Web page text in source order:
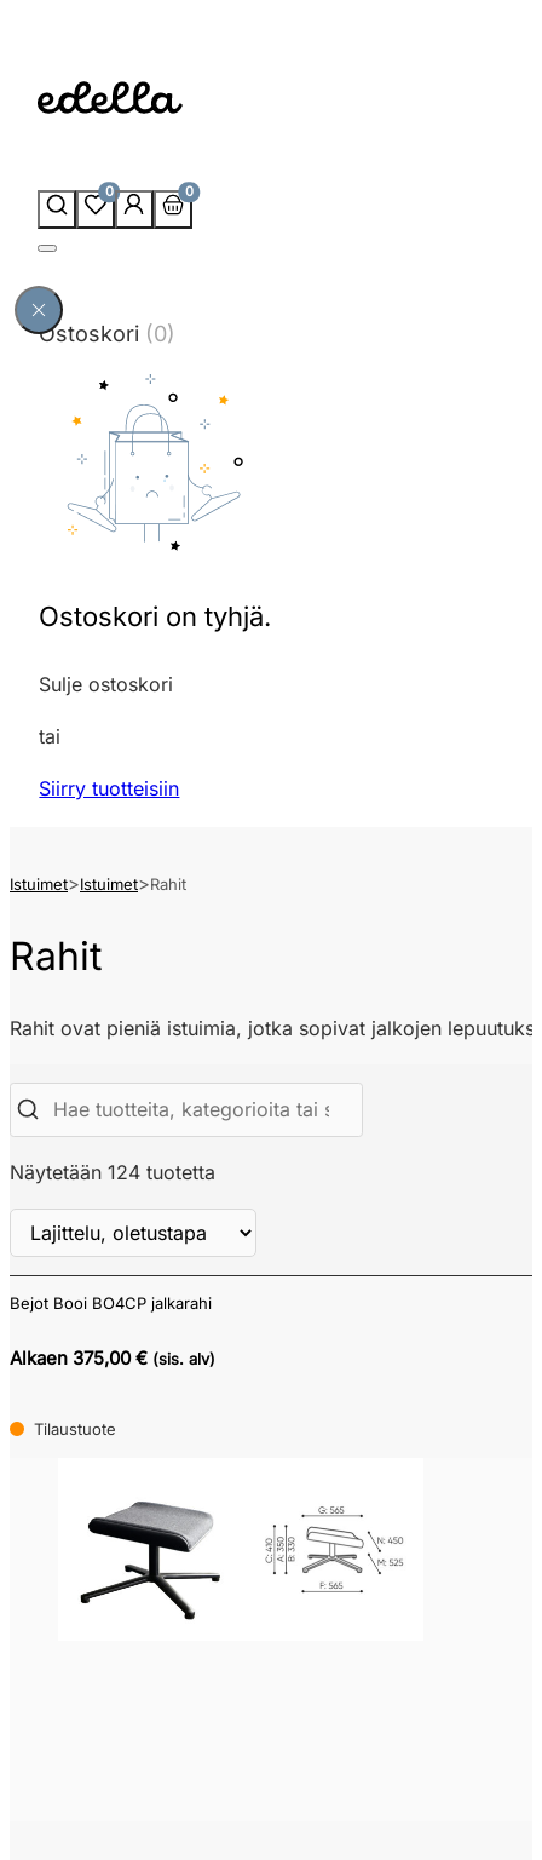
0 0
Ostoskori (0)
Ostoskori on tyhjä.
Sulje ostoskori
tai
Siirry tuotteisiin
Istuimet Istuimet Rahit
Rahit
Rahit ovat pieniä istuimia, jotka sopivat jalkojen
Näytetään 124 tuotetta
Näytä
Bejot Booi BO4CP jalkarahi
Alkaen 375,00 € (sis. alv)
Tilaustuote